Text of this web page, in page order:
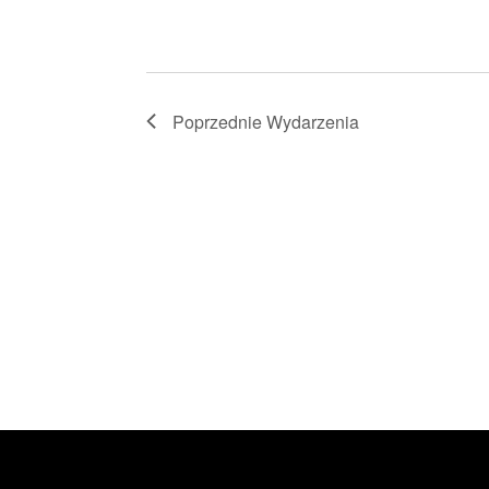
PoprzednieWydarzenia